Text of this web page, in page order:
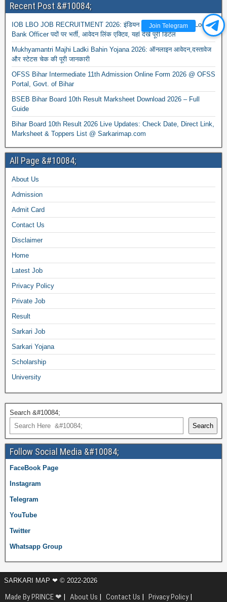
Join Telegram
Recent Post &#10084;
IOB LBO JOB RECRUITMENT 2026: इंडियन ओवरसीज बैंक में 250 Local
Bank Officer पदों पर भर्ती, आवेदन लिंक एक्टिव, यहां देखें पूरी डिटेल
Mukhyamantri Majhi Ladki Bahin Yojana 2026: ऑनलाइन आवेदन,दस्तावेज
और स्टेटस चेक की पूरी जानकारी
OFSS Bihar Intermediate 11th Admission Online Form 2026 @ OFSS
Portal, Govt. of Bihar
BSEB Bihar Board 10th Result Marksheet Download 2026 – Full
Guide
Bihar Board 10th Result 2026 Live Updates: Check Date, Direct Link,
Marksheet & Toppers List @ Sarkarimap.com
All Page &#10084;
About Us
Admission
Admit Card
Contact Us
Disclaimer
Home
Latest Job
Privacy Policy
Private Job
Result
Sarkari Job
Sarkari Yojana
Scholarship
University
Search &#10084;
Search
Follow Social Media &#10084;
FaceBook Page
Instagram
Telegram
YouTube
Twitter
Whatsapp Group
SARKARI MAP ❤ © 2022-2026
Made By PRINCE ❤ | About Us | Contact Us | Privacy Policy|